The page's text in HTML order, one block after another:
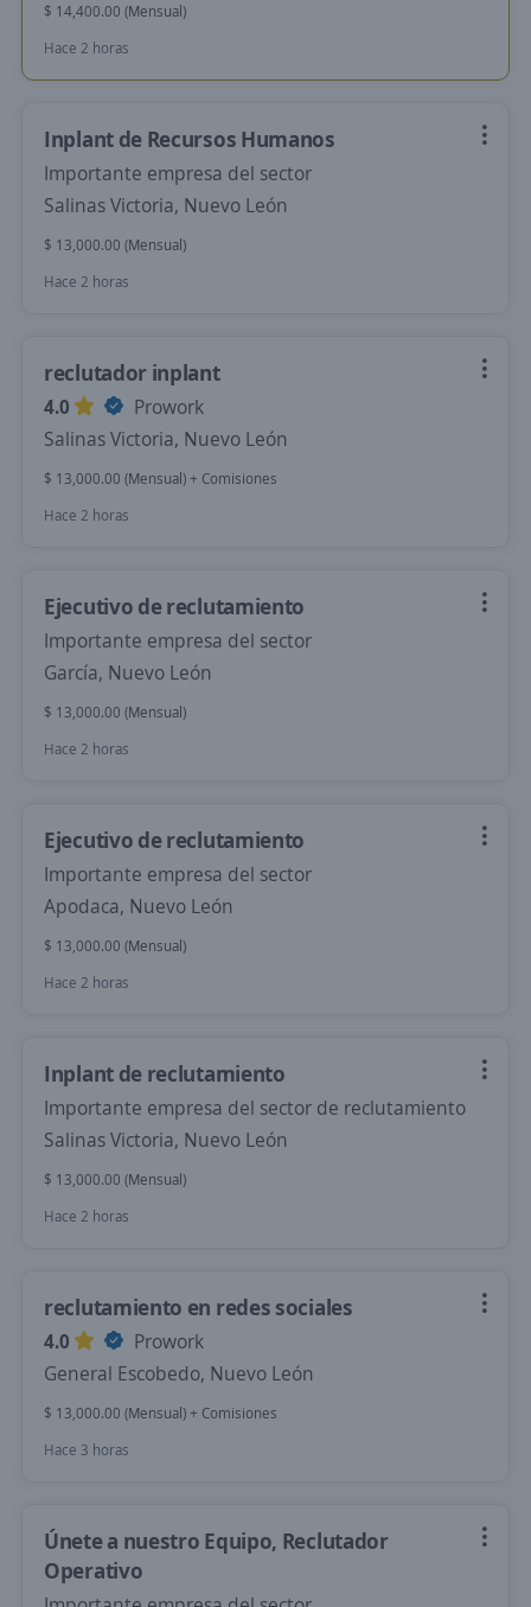
$ 14,400.00 (Mensual)
Hace 2 horas
Inplant de Recursos Humanos
Importante empresa del sector
Salinas Victoria, Nuevo León
$ 13,000.00 (Mensual)
Hace 2 horas
reclutador inplant
4.0
Prowork
Salinas Victoria, Nuevo León
$ 13,000.00 (Mensual) + Comisiones
Hace 2 horas
Ejecutivo de reclutamiento
Importante empresa del sector
García, Nuevo León
$ 13,000.00 (Mensual)
Hace 2 horas
Ejecutivo de reclutamiento
Importante empresa del sector
Apodaca, Nuevo León
$ 13,000.00 (Mensual)
Hace 2 horas
Inplant de reclutamiento
Importante empresa del sector de reclutamiento
Salinas Victoria, Nuevo León
$ 13,000.00 (Mensual)
Hace 2 horas
reclutamiento en redes sociales
4.0
Prowork
General Escobedo, Nuevo León
$ 13,000.00 (Mensual) + Comisiones
Hace 3 horas
Únete a nuestro Equipo, Reclutador
Operativo